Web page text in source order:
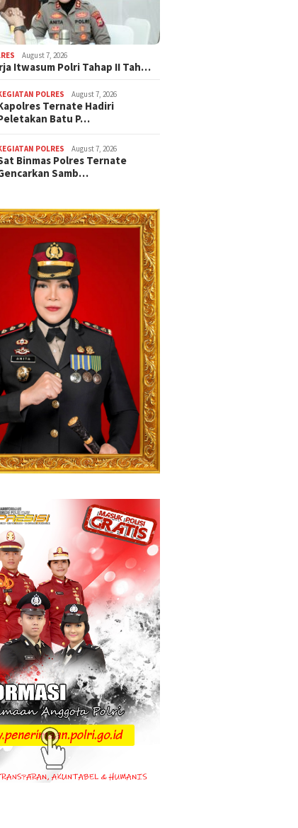
August 7, 2026
Itwasum Polri Tahap II Tah…
POLRES August 7, 2026
Ternate Hadiri
Batu P…
POLRES August 7, 2026
Binmas Polres Ternate
Samb…